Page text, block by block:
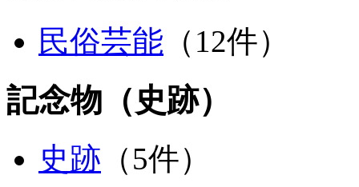
民俗芸能 （12件）
記念物（史跡）
史跡 （5件）